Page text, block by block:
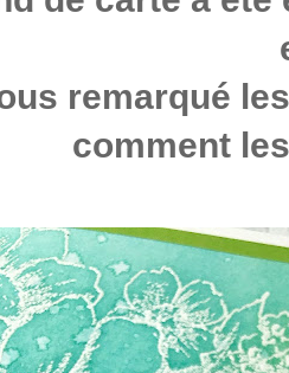
remarqué
comment